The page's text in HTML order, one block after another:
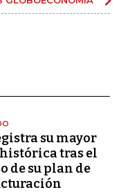
su mayor
tras el
de su plan de